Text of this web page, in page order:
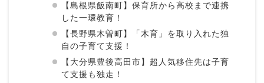
【島根県飯南町】保育所から高校まで連携
した一環教育！
【長野県木曽町】「木育」を取り入れた独
自の子育て支援！
【大分県豊後高田市】超人気移住先は子育
て支援も独走！